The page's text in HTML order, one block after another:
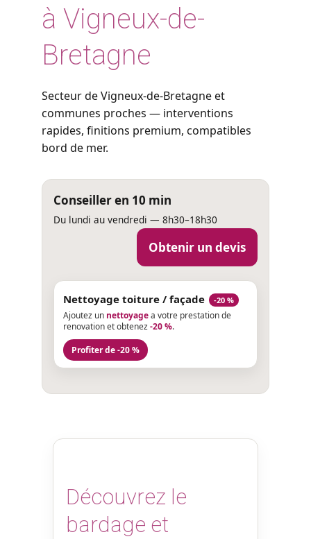
à Vigneux-de-
Bretagne
Secteur de Vigneux-de-Bretagne et
communes proches — interventions
rapides, finitions premium, compatibles
bord de mer.
Conseiller en 10 min
Du lundi au vendredi — 8h30–18h30
Obtenir un devis
Nettoyage toiture / façade -20 %
Ajoutez un nettoyagea votre prestation de
renovation et obtenez-20 %.
Profiter de -20 %
Découvrez le
bardage et